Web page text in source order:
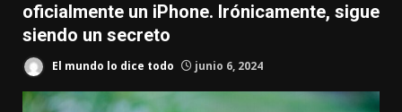
oficialmente un iPhone. Irónicamente, sigue
siendo un secreto
El mundo lo dice todo junio 6, 2024